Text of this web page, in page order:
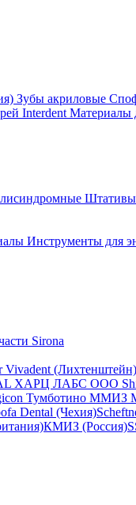
Зубы акриловые
Interdent Материалы
Штативы
Инструменты для
Sirona
Vivadent (Лихтенштейн)
ХАРЦ ЛАБС ООО
Тумботино ММИЗ
Dental (Чехия)
КМИЗ (Россия)